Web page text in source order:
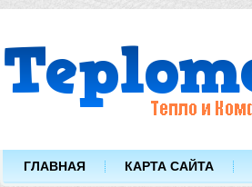
ГЛАВНАЯ КАРТА САЙТА